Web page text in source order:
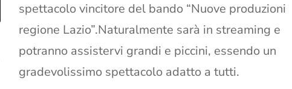
spettacolo vincitore del bando “Nuove produzioni
regione Lazio”.Naturalmente sarà in streaming e
potranno assistervi grandi e piccini, essendo un
gradevolissimo spettacolo adatto a tutti.